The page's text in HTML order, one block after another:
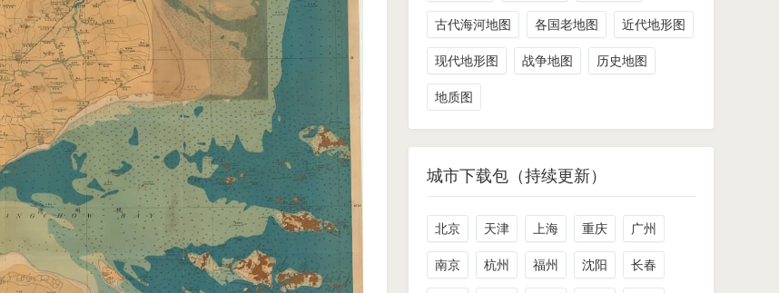
古代海河地图 各国老地图 近代地形图
现代地形图 战争地图 历史地图
地质图
城市下载包（持续更新）
北京 天津 上海 重庆 广州
南京 杭州 福州 沈阳 长春